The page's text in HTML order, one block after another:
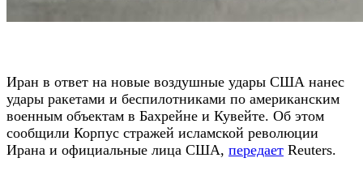
Иран в ответ на новые воздушные удары США нанес
удары ракетами и беспилотниками по американским
военным объектам в Бахрейне и Кувейте. Об этом
сообщили Корпус стражей исламской революции
Ирана и официальные лица США, передает Reuters.